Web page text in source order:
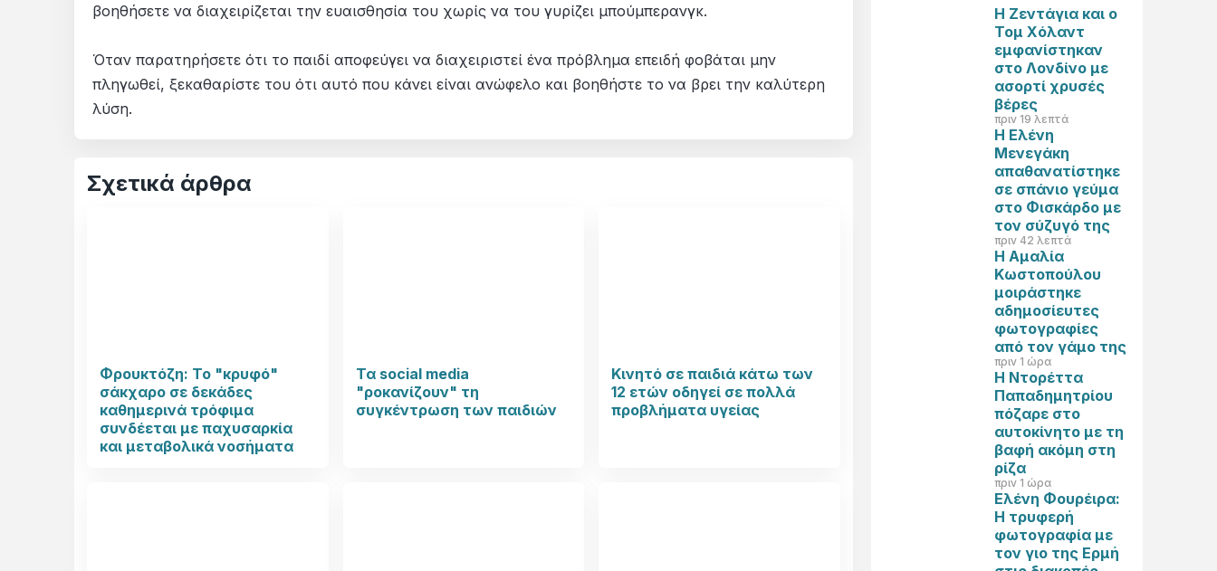
βοηθήσετε να διαχειρίζεται την ευαισθησία του χωρίς να του γυρίζει μπούμπερανγκ.
Όταν παρατηρήσετε ότι το παιδί αποφεύγει να διαχειριστεί ένα πρόβλημα επειδή φοβάται μην
πληγωθεί, ξεκαθαρίστε του ότι αυτό που κάνει είναι ανώφελο και βοηθήστε το να βρει την καλύτερη
λύση.
Σχετικά άρθρα
Φρουκτόζη: Το "κρυφό"
σάκχαρο σε δεκάδες
καθημερινά τρόφιμα
συνδέεται με παχυσαρκία
και μεταβολικά νοσήματα
Τα social media
"ροκανίζουν" τη
συγκέντρωση των παιδιών
Κινητό σε παιδιά κάτω των
12 ετών οδηγεί σε πολλά
προβλήματα υγείας
Η Ζεντάγια και ο
Τομ Χόλαντ
εμφανίστηκαν
στο Λονδίνο με
ασορτί χρυσές
βέρες
πριν 19 λεπτά
Η Ελένη
Μενεγάκη
απαθανατίστηκε
σε σπάνιο γεύμα
στο Φισκάρδο με
τον σύζυγό της
πριν 42 λεπτά
Η Αμαλία
Κωστοπούλου
μοιράστηκε
αδημοσίευτες
φωτογραφίες
από τον γάμο της
πριν 1 ώρα
Η Ντορέττα
Παπαδημητρίου
πόζαρε στο
αυτοκίνητο με τη
βαφή ακόμη στη
ρίζα
πριν 1 ώρα
Ελένη Φουρέιρα:
Η τρυφερή
φωτογραφία με
τον γιο της Ερμή